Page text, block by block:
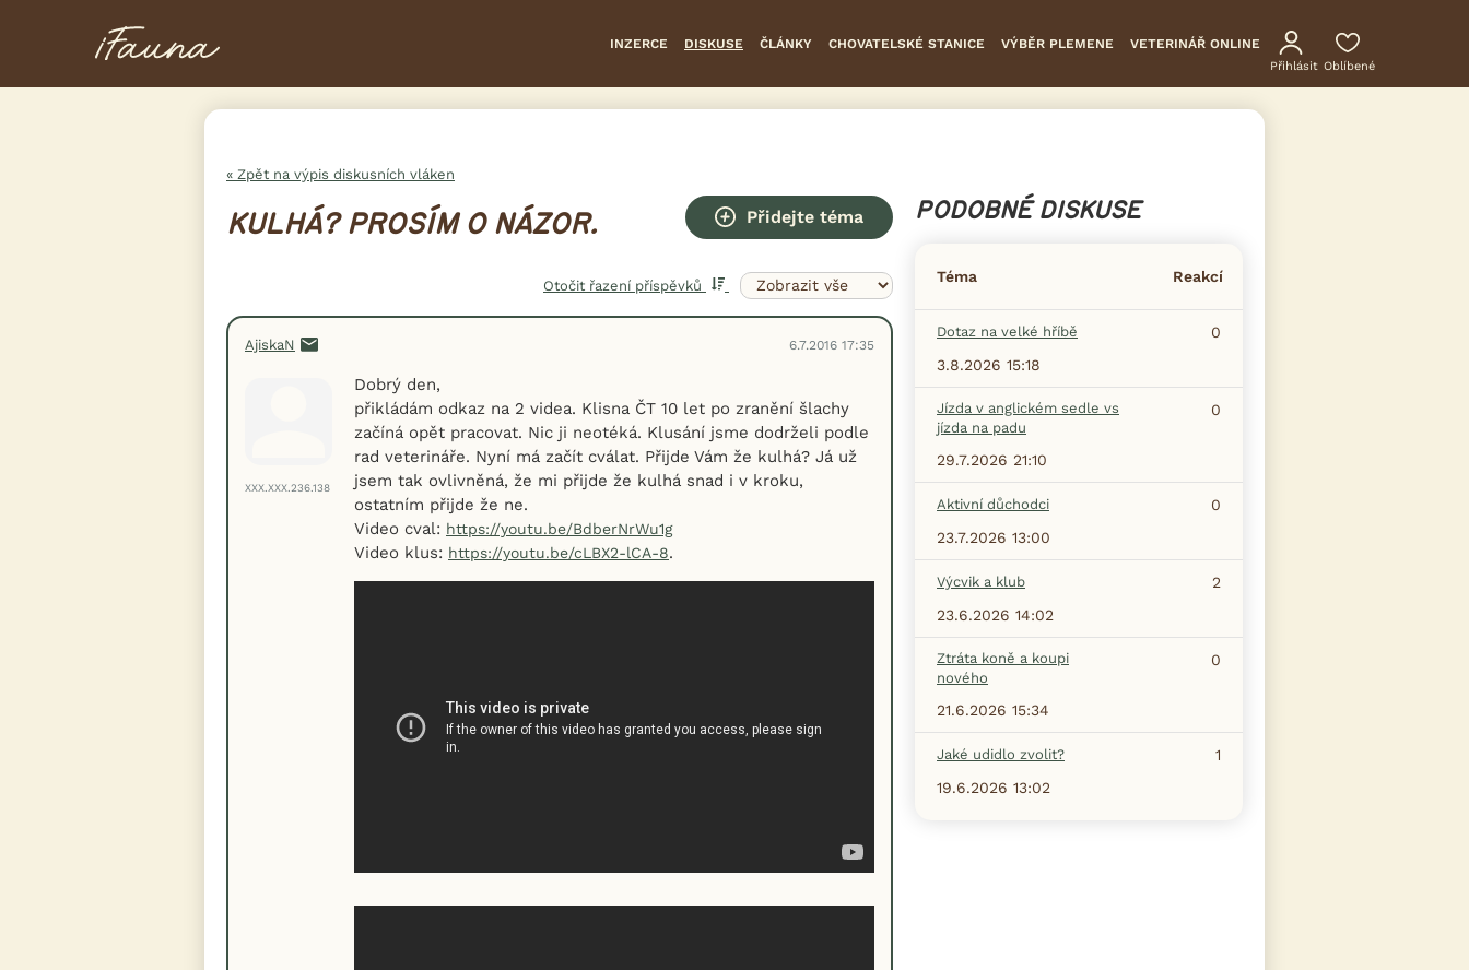
INZERCE DISKUSE ČLÁNKY CHOVATELSKÉ STANICE VÝBĚR PLEMENE VETERINÁŘ ONLINE
Přihlásit Oblíbené
« Zpět na výpis diskusních vláken
KULHÁ? PROSÍM O NÁZOR. Přidejte téma
Otočit řazení příspěvků
AjiskaN 6.7.2016 17:35
XXX.XXX.236.138
Dobrý den,
přikládám odkaz na 2 videa. Klisna ČT 10 let po zranění šlachy
začíná opět pracovat. Nic ji neotéká. Klusání jsme dodrželi podle
rad veterináře. Nyní má začít cválat. Přijde Vám že kulhá? Já už
jsem tak ovlivněná, že mi přijde že kulhá snad i v kroku,
ostatním přijde že ne.
Video cval: https://youtu.be/BdberNrWu1g
Video klus: https://youtu.be/cLBX2-lCA-8.
PODOBNÉ DISKUSE
Téma Reakcí
Dotaz na velké hříbě
0
3.8.2026 15:18
Jízda v anglickém sedle vs
jízda na padu
0
29.7.2026 21:10
Aktivní důchodci
0
23.7.2026 13:00
Výcvik a klub
2
23.6.2026 14:02
Ztráta koně a koupi
nového
0
21.6.2026 15:34
Jaké udidlo zvolit?
1
19.6.2026 13:02